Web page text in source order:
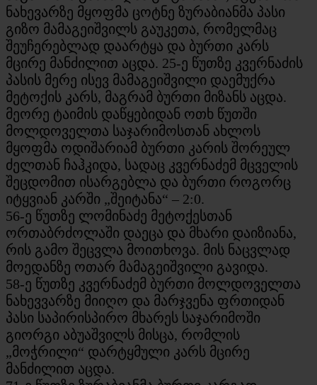
ნახევარზე მყოფმა ცოტნე ზურაბიანმა პასი
გიზო მამაგეიშვილს გაუკეთა, რომელმაც
შეუჩერებლად დაარტყა და ბურთი კარს
მცირე მანძილით აცდა. 25-ე წუთზე კვერნაძის
პასის მერე ისევ მამაგეიშვილი დაემუქრა
მეტოქის კარს, მაგრამ ბურთი მიზანს აცდა.
მეორე ტაიმის დაწყებიდან ოთხ წუთში
მოლდოველთა საჯარიმოსთან ახლოს
მყოფმა ოდიშარიამ ბურთი კარის შორეულ
ძელთან ჩაჰკიდა, სადაც კვერნაძემ მცველის
შეცდომით ისარგებლა და ბურთი როგორც
იტყვიან კარში „შეიტანა“ – 2:0.
56-ე წუთზე ლომინაძე მეტოქესთან
ორთაბრძოლაში დაეცა და მხარი დაიზიანა,
რის გამო შეცვლა მოითხოვა. მის ნაცვლად
მოედანზე ოთარ მამაგეიშვილი გავიდა.
58-ე წუთზე კვერნაძემ ბურთი მოლდოველთა
ნახევვარზე მიიღო და მარჯვენა ფრთიდან
პასი საპირისპირო მხარეს საჯარიმოში
გიორგი აბუაშვილს მისცა, რომლის
„მოჭრილი“ დარტყმული კარს მცირე
მანძილით აცდა.